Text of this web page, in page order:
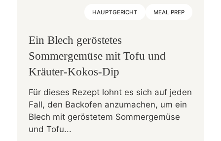
HAUPTGERICHT MEAL PREP
Ein Blech geröstetes
Sommergemüse mit Tofu und
Kräuter-Kokos-Dip
Für dieses Rezept lohnt es sich auf jeden
Fall, den Backofen anzumachen, um ein
Blech mit geröstetem Sommergemüse
und Tofu...